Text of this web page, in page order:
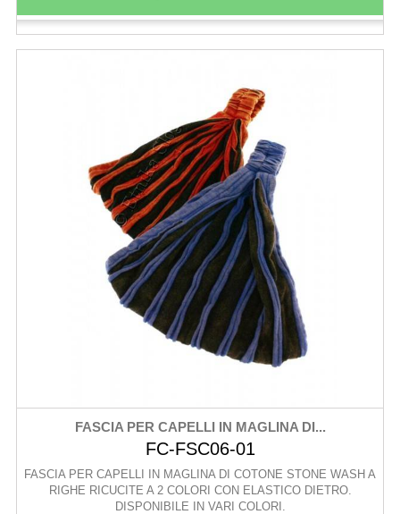
FASCIA PER CAPELLI IN MAGLINA DI...
FC-FSC06-01
FASCIA PER CAPELLI IN MAGLINA DI COTONE STONE WASH A
RIGHE RICUCITE A 2 COLORI CON ELASTICO DIETRO.
DISPONIBILE IN VARI COLORI.